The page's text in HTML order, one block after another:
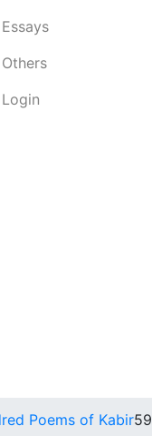
Essays
Others
Login
Poems of Kabir59